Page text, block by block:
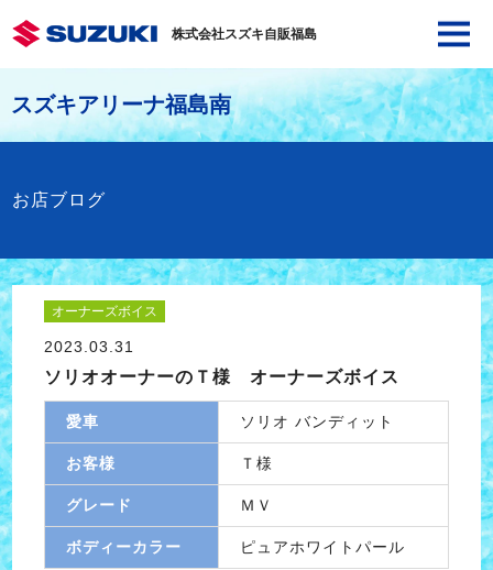
株式会社スズキ自販福島
スズキアリーナ福島南
お店ブログ
オーナーズボイス
2023.03.31
ソリオオーナーのＴ様 オーナーズボイス
愛車 ソリオ バンディット
お客様 Ｔ様
グレード ＭＶ
ボディーカラー ピュアホワイトパール